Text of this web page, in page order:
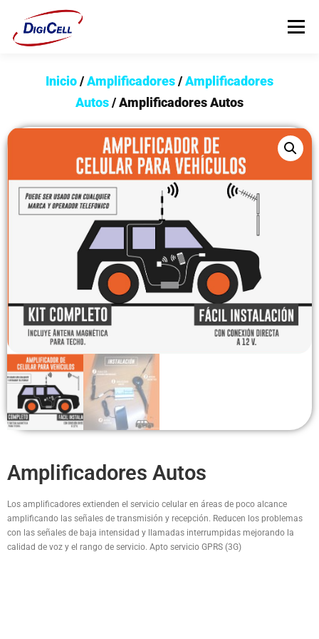
Menú
INICIO >>> ¡FUNDAS MAGNET! <<< FUNDAS
Flip Cover
Headsets Gamer
Headsets Inalambricos
Smartwatches
Auriculares TWS
Cargadores
Cables
Aros de luz
PROTECTORES
Inicio/Amplificadores/Amplificadores
Autos/ Amplificadores Autos
Amplificadores Autos
Los amplificadores extienden el servicio celular en áreas de poco alcance
amplificando las señales de transmisión y recepción. Reducen los problemas
con las señales de baja intensidad y llamadas interrumpidas mejorando la
calidad de voz y el rango de servicio. Apto servicio GPRS (3G)